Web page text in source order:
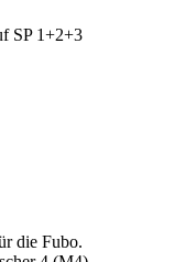
SP 1+2+3
die Fubo.